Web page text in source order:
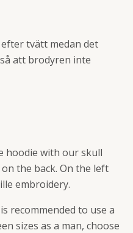
tvätt medan det
att brodyren inte
hoodie with our skull
the back. On the left
embroidery.
recommended to use a
sizes as a man, choose